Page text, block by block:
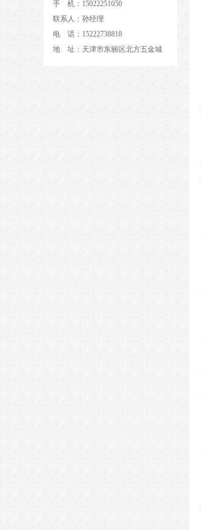
手 机：15022251050
联系人：孙经理
电 话：15222738818
地 址：天津市东丽区北方五金城